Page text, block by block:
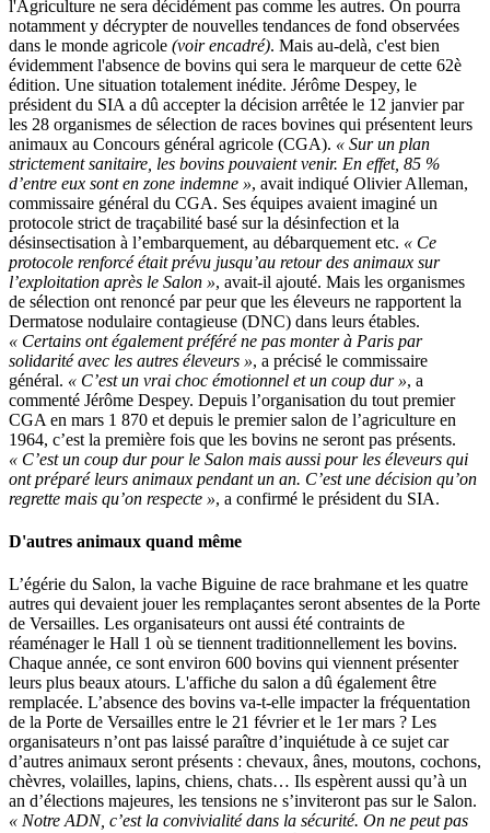
l'Agriculture ne sera décidément pas comme les autres. On pourra
notamment y décrypter de nouvelles tendances de fond observées
dans le monde agricole (voir encadré). Mais au-delà, c'est bien
évidemment l'absence de bovins qui sera le marqueur de cette 62è
édition. Une situation totalement inédite. Jérôme Despey, le
président du SIA a dû accepter la décision arrêtée le 12 janvier par
les 28 organismes de sélection de races bovines qui présentent leurs
animaux au Concours général agricole (CGA). « Sur un plan
strictement sanitaire, les bovins pouvaient venir. En effet, 85 %
d’entre eux sont en zone indemne », avait indiqué Olivier Alleman,
commissaire général du CGA. Ses équipes avaient imaginé un
protocole strict de traçabilité basé sur la désinfection et la
désinsectisation à l’embarquement, au débarquement etc. « Ce
protocole renforcé était prévu jusqu’au retour des animaux sur
l’exploitation après le Salon », avait-il ajouté. Mais les organismes
de sélection ont renoncé par peur que les éleveurs ne rapportent la
Dermatose nodulaire contagieuse (DNC) dans leurs étables.
« Certains ont également préféré ne pas monter à Paris par
solidarité avec les autres éleveurs », a précisé le commissaire
général. « C’est un vrai choc émotionnel et un coup dur », a
commenté Jérôme Despey. Depuis l’organisation du tout premier
CGA en mars 1 870 et depuis le premier salon de l’agriculture en
1964, c’est la première fois que les bovins ne seront pas présents.
« C’est un coup dur pour le Salon mais aussi pour les éleveurs qui
ont préparé leurs animaux pendant un an. C’est une décision qu’on
regrette mais qu’on respecte », a confirmé le président du SIA.
D'autres animaux quand même
L’égérie du Salon, la vache Biguine de race brahmane et les quatre
autres qui devaient jouer les remplaçantes seront absentes de la Porte
de Versailles. Les organisateurs ont aussi été contraints de
réaménager le Hall 1 où se tiennent traditionnellement les bovins.
Chaque année, ce sont environ 600 bovins qui viennent présenter
leurs plus beaux atours. L'affiche du salon a dû également être
remplacée. L’absence des bovins va-t-elle impacter la fréquentation
de la Porte de Versailles entre le 21 février et le 1er mars ? Les
organisateurs n’ont pas laissé paraître d’inquiétude à ce sujet car
d’autres animaux seront présents : chevaux, ânes, moutons, cochons,
chèvres, volailles, lapins, chiens, chats… Ils espèrent aussi qu’à un
an d’élections majeures, les tensions ne s’inviteront pas sur le Salon.
« Notre ADN, c’est la convivialité dans la sécurité. On ne peut pas